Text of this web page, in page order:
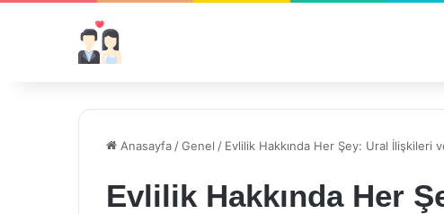
Anasayfa /Genel / Evlilik Hakkında Her Şey: Ural İlişkileri
Evlilik Hakkında Her